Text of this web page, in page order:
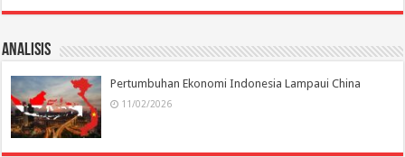
Analisis
Pertumbuhan Ekonomi Indonesia Lampaui China
11/02/2026